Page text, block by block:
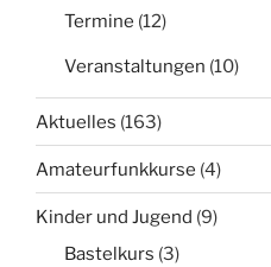
Termine (12)
Veranstaltungen (10)
Aktuelles (163)
Amateurfunkkurse (4)
Kinder und Jugend (9)
Bastelkurs (3)